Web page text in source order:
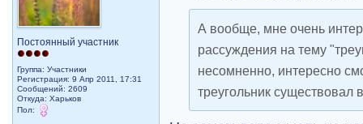
Постоянный участник
Группа: Участники
Регистрация: 9 Апр 2011, 17:31
Сообщений: 2609
Откуда: Харьков
Пол:
А вообще, мне очень
рассуждения на тему
несомненно, интересно
треугольник существовал